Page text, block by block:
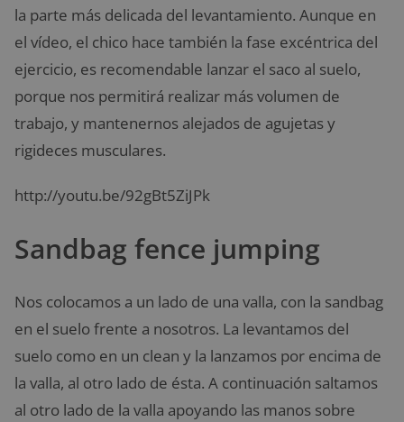
la parte más delicada del levantamiento. Aunque en
el vídeo, el chico hace también la fase excéntrica del
ejercicio, es recomendable lanzar el saco al suelo,
porque nos permitirá realizar más volumen de
trabajo, y mantenernos alejados de agujetas y
rigideces musculares.
http://youtu.be/92gBt5ZiJPk
Sandbag fence jumping
Nos colocamos a un lado de una valla, con la sandbag
en el suelo frente a nosotros. La levantamos del
suelo como en un clean y la lanzamos por encima de
la valla, al otro lado de ésta. A continuación saltamos
al otro lado de la valla apoyando las manos sobre